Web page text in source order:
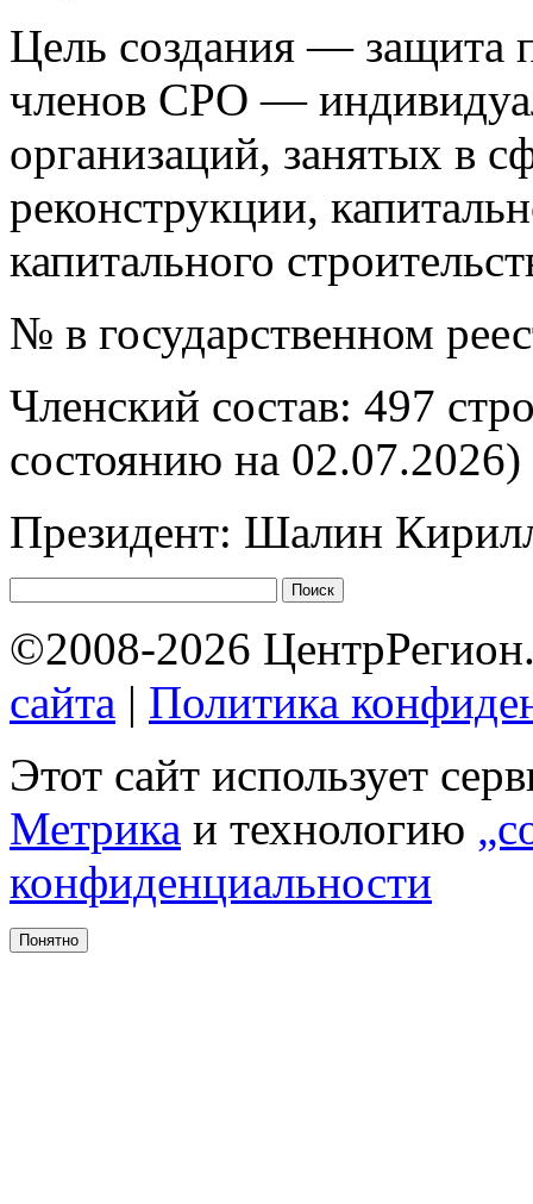
Цель создания — защита
членов СРО —
организаций, занятых в
реконструкции,
капитального
№ в государственном
Членский состав: 497
состоянию на 02.07.2026)
Президент: Шалин
©2008-2026
сайта | Политика
Этот сайт использует
Метрика и технологию
конфиденциальности
Понятно